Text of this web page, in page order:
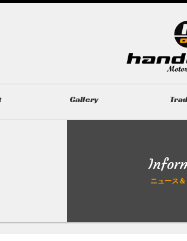
Gallery
ニュース